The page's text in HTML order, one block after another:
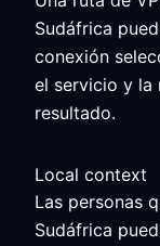
Sudáfrica
conexión
el servicio y la
resultado.
Local context
Las personas
Sudáfrica